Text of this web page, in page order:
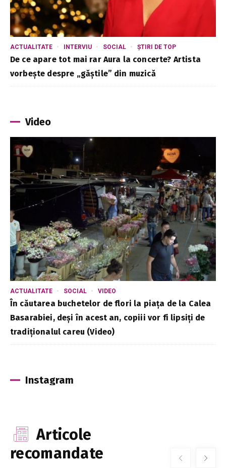
ACTUALITATE INTERVIU SOCIAL ȘTIRI DE TOP
De ce apare tot mai rar Aura la concerte? Artista
vorbește despre „găștile” din muzică
Video
ACTUALITATE SOCIAL VIDEO
În căutarea buchetelor de flori la piața de la Calea
Basarabiei, deși în acest an, copiii vor fi lipsiți de
tradiționalul careu (Video)
Instagram
Articole
recomandate